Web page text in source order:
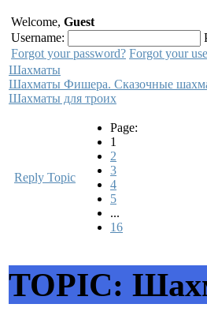
Welcome, Guest
Username:
Forgot your password? Forgot your
Шахматы
Шахматы Фишера. Сказочные
Шахматы для троих
Reply Topic
Page:
1
2
3
4
5
...
16
TOPIC: